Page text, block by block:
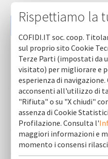
Cofidi.it informa agosto 2026
Cofidi.it informa luglio 2026
Rispettiamo la
COFIDI.IT soc. coop.
sul proprio sito Cookie
Terze Parti (impostati da
visitato) per migliorare e
esperienza di
acconsenti all'utilizzo di
"Rifiuta" o su "X chiudi"
assenza di Cookie
Profilazione. Consulta l'
maggiori informazioni e
momento i consensi